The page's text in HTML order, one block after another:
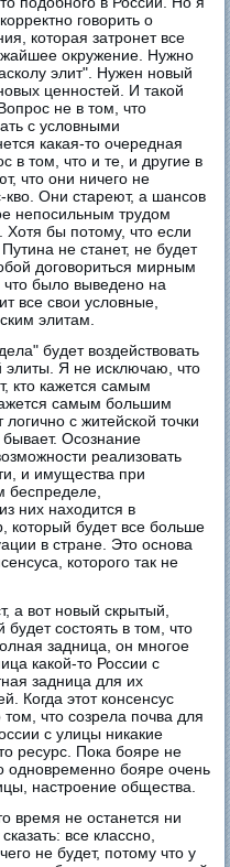
говорить о
которая затронет все
окружение. Нужно
элит". Нужен новый
ценностей. И такой
не в том, что
с условными
какая-то очередная
в том, что и те, и другие в
что они ничего не
кво. Они стареют, а шансов
непосильным трудом
бы потому, что если
не станет, не будет
договориться мирным
что было выведено на
все свои условные,
элитам.
будет воздействовать
элиты. Я не исключаю, что
кто кажется самым
самым большим
с житейской точки
Осознание
реализовать
и имущества при
беспределе,
них находится в
который будет все больше
в стране. Это основа
которого так не
а вот новый скрытый,
состоять в том, что
задница, он многое
какой-то России с
задница для их
Когда этот консенсус
том, что созрела почва для
с улицы никакие
ресурс. Пока бояре не
одновременно бояре очень
настроение общества.
время не останется ни
все классно,
не будет, потому что у